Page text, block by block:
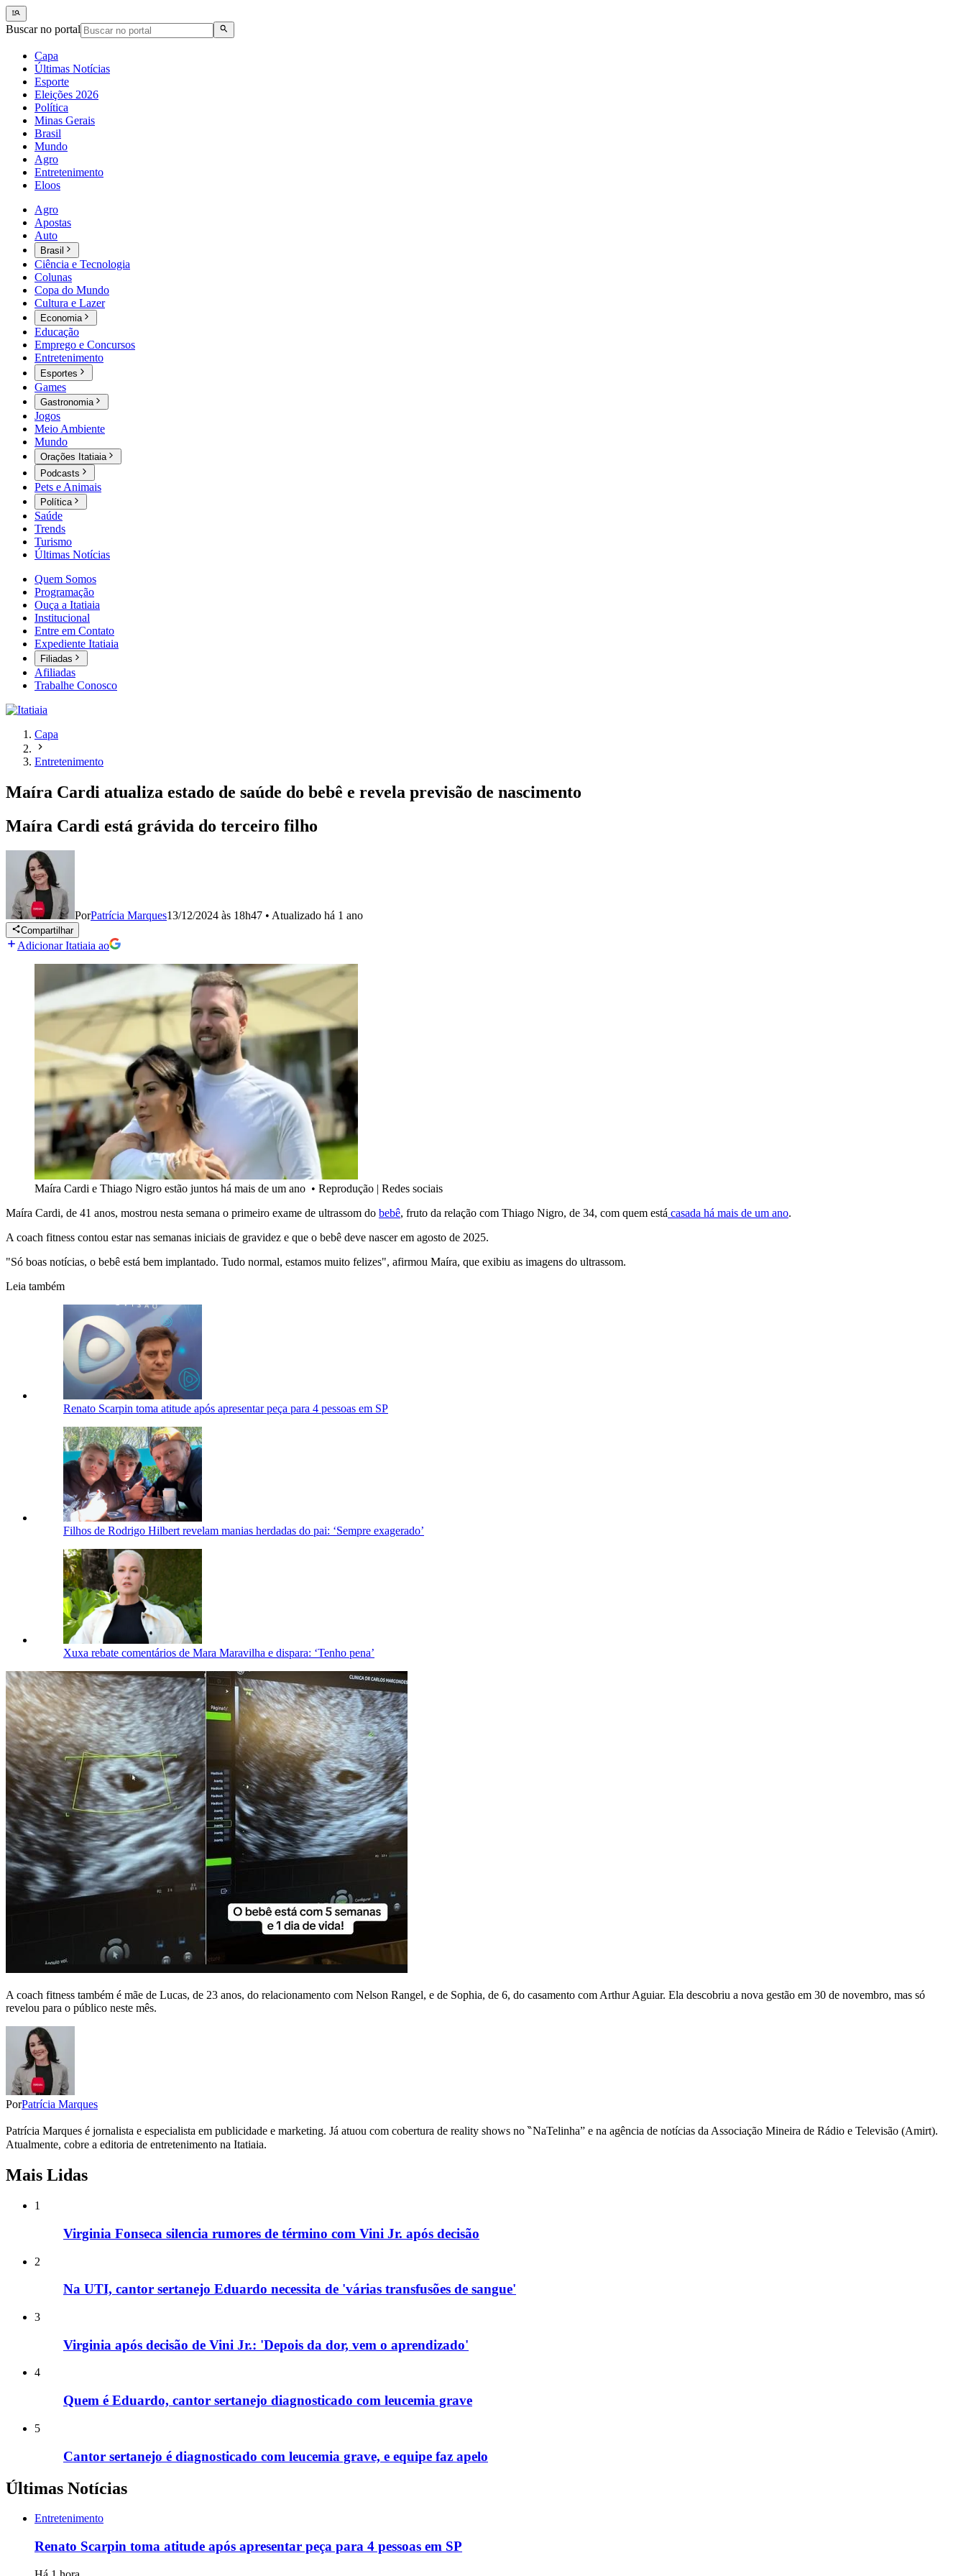
Buscar no portal
Capa
Últimas Notícias
Esporte
Eleições 2026
Política
Minas Gerais
Brasil
Mundo
Agro
Entretenimento
Eloos
Agro
Apostas
Auto
Brasil
Ciência e Tecnologia
Colunas
Copa do Mundo
Cultura e Lazer
Economia
Educação
Emprego e Concursos
Entretenimento
Esportes
Games
Gastronomia
Jogos
Meio Ambiente
Mundo
Orações Itatiaia
Podcasts
Pets e Animais
Política
Saúde
Trends
Turismo
Últimas Notícias
Quem Somos
Programação
Ouça a Itatiaia
Institucional
Entre em Contato
Expediente Itatiaia
Filiadas
Afiliadas
Trabalhe Conosco
Capa
Entretenimento
Maíra Cardi atualiza estado de saúde do bebê e revela previsão de nascimento
Maíra Cardi está grávida do terceiro filho
PorPatrícia Marques13/12/2024 às 18h47 • Atualizado há 1 ano
Compartilhar
Adicionar Itatiaia ao
Maíra Cardi e Thiago Nigro estão juntos há mais de um ano • Reprodução | Redes sociais
Maíra Cardi, de 41 anos, mostrou nesta semana o primeiro exame de ultrassom do bebê, fruto da relação com Thiago Nigro, de 34, com quem está casada há mais de um ano.
A coach fitness contou estar nas semanas iniciais de gravidez e que o bebê deve nascer em agosto de 2025.
"Só boas notícias, o bebê está bem implantado. Tudo normal, estamos muito felizes", afirmou Maíra, que exibiu as imagens do ultrassom.
Leia também
Renato Scarpin toma atitude após apresentar peça para 4 pessoas em SP
Filhos de Rodrigo Hilbert revelam manias herdadas do pai: ‘Sempre exagerado’
Xuxa rebate comentários de Mara Maravilha e dispara: ‘Tenho pena’
A coach fitness também é mãe de Lucas, de 23 anos, do relacionamento com Nelson Rangel, e de Sophia, de 6, do casamento com Arthur Aguiar. Ela descobriu a nova gestão em 30 de novembro, mas só
revelou para o público neste mês.
PorPatrícia Marques
Patrícia Marques é jornalista e especialista em publicidade e marketing. Já atuou com cobertura de reality shows no ‶NaTelinha” e na agência de notícias da Associação Mineira de Rádio e Televisão (Amirt).
Atualmente, cobre a editoria de entretenimento na Itatiaia.
Mais Lidas
1
Virginia Fonseca silencia rumores de término com Vini Jr. após decisão
2
Na UTI, cantor sertanejo Eduardo necessita de 'várias transfusões de sangue'
3
Virginia após decisão de Vini Jr.: 'Depois da dor, vem o aprendizado'
4
Quem é Eduardo, cantor sertanejo diagnosticado com leucemia grave
5
Cantor sertanejo é diagnosticado com leucemia grave, e equipe faz apelo
Últimas Notícias
Entretenimento
Renato Scarpin toma atitude após apresentar peça para 4 pessoas em SP